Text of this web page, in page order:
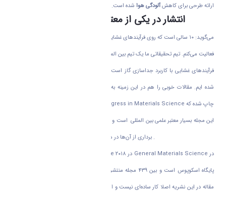
ارائه طرحی برای کاهشآلودگی هوا شده است.
انتشار در یکی از معتبر ترین مجله علمی جهان
می‌گوید: ۱۰ سالی است که روی فرآیند‌های غشایی و به طور تخصصی در زمینه جداسازی گاز‌ها
فعالیت می‌کنم. تیم تحقیقاتی ما یک تیم بین المللی است وبیشتر تمرکز ما روی بحث غشا‌ها و
فرآیند‌های غشایی با کاربرد جداسازی گاز است که موفق به فعالیت‌های مثبتی در این زمینه
شده ایم. مقالات خوبی را هم در این زمینه به چاپ رسانده ایم، که برخی از آنان در تاریخ
این مجله بسیار معتبر علمی بین المللی است و در زمینه پیشرفت‌های اخیر در علم مواد و بهره
برداری از آن‌ها در مهندسی و سایر برنامه‌های کاربردی، فعال است .
پایگاه اسکوپوس است و بین ۴۳۹ مجله منتشر شده در این زمینه‌ها رتبه اول را دارد. چاپ
مقاله در این نشریه اصلا کار ساده‌ای نیست و از تعداد محدودی از دانشمندان ایرانی تا کنون